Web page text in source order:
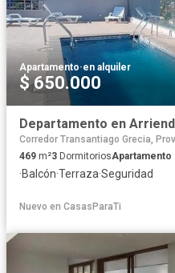
Apartamento·en alquiler
$ 650.000
Departamento en
Corredor Transantiago Grecia,
469 m²3 DormitoriosApartamento
·Balcón·Terraza·Seguridad
Nuevo en CasasParaTi